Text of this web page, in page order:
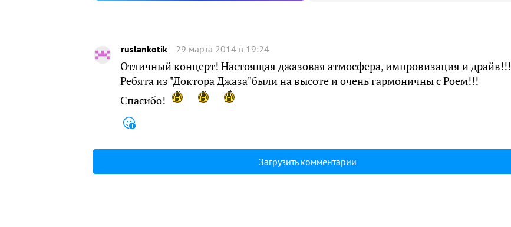
ruslankotik 29 марта 2014 в 19:24
Отличный концерт! Настоящая джазовая атмосфера, импровизация и драйв!!!
Ребята из "Доктора Джаза"были на высоте и очень гармоничны с Роем!!!
Спасибо!
Загрузить комментарии